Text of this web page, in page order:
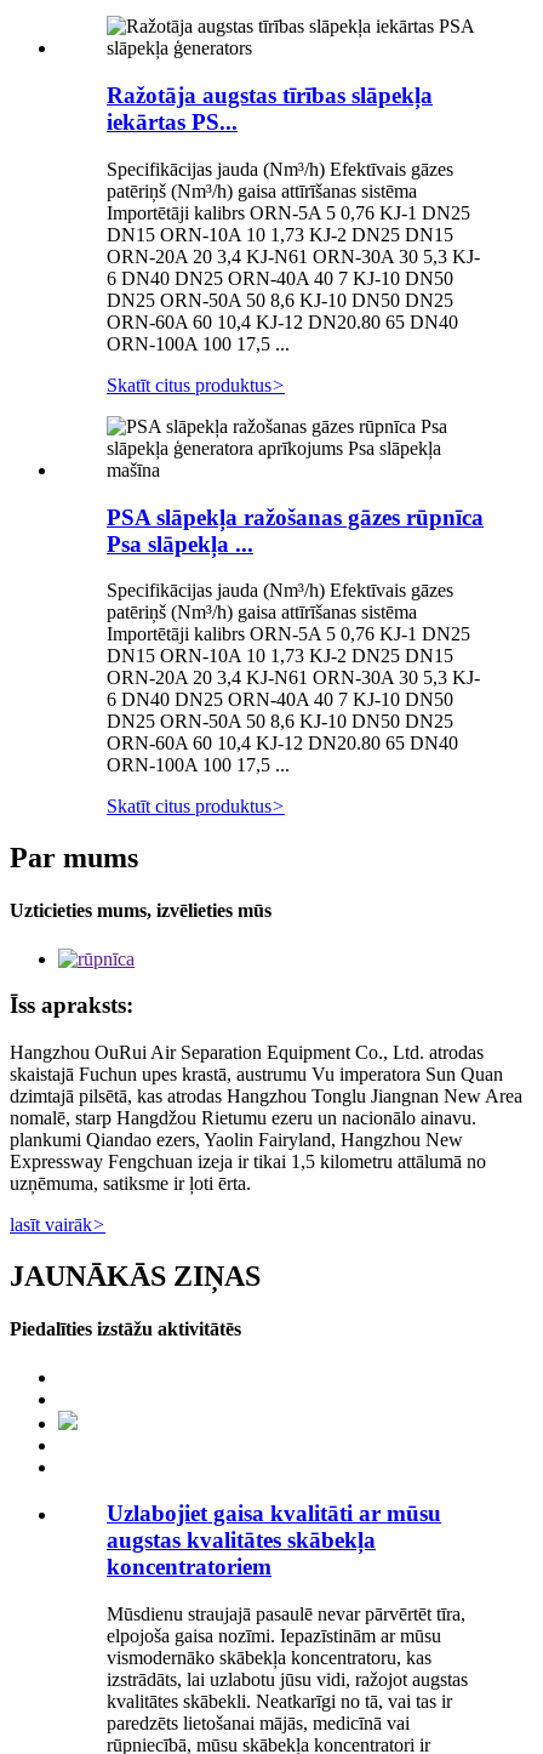
Ražotāja augstas tīrības slāpekļa
iekārtas PS...
Specifikācijas jauda (Nm³/h) Efektīvais gāzes
patēriņš (Nm³/h) gaisa attīrīšanas sistēma
Importētāji kalibrs ORN-5A 5 0,76 KJ-1 DN25
DN15 ORN-10A 10 1,73 KJ-2 DN25 DN15
ORN-20A 20 3,4 KJ-N61 ORN-30A 30 5,3 KJ-
6 DN40 DN25 ORN-40A 40 7 KJ-10 DN50
DN25 ORN-50A 50 8,6 KJ-10 DN50 DN25
ORN-60A 60 10,4 KJ-12 DN20.80 65 DN40
ORN-100A 100 17,5 ...
Skatīt citus produktus>
PSA slāpekļa ražošanas gāzes rūpnīca
Psa slāpekļa ...
Specifikācijas jauda (Nm³/h) Efektīvais gāzes
patēriņš (Nm³/h) gaisa attīrīšanas sistēma
Importētāji kalibrs ORN-5A 5 0,76 KJ-1 DN25
DN15 ORN-10A 10 1,73 KJ-2 DN25 DN15
ORN-20A 20 3,4 KJ-N61 ORN-30A 30 5,3 KJ-
6 DN40 DN25 ORN-40A 40 7 KJ-10 DN50
DN25 ORN-50A 50 8,6 KJ-10 DN50 DN25
ORN-60A 60 10,4 KJ-12 DN20.80 65 DN40
ORN-100A 100 17,5 ...
Skatīt citus produktus>
Par mums
Uzticieties mums, izvēlieties mūs
Īss apraksts:
Hangzhou OuRui Air Separation Equipment Co., Ltd. atrodas
skaistajā Fuchun upes krastā, austrumu Vu imperatora Sun Quan
dzimtajā pilsētā, kas atrodas Hangzhou Tonglu Jiangnan New Area
nomalē, starp Hangdžou Rietumu ezeru un nacionālo ainavu.
plankumi Qiandao ezers, Yaolin Fairyland, Hangzhou New
Expressway Fengchuan izeja ir tikai 1,5 kilometru attālumā no
uzņēmuma, satiksme ir ļoti ērta.
lasīt vairāk>
JAUNĀKĀS ZIŅAS
Piedalīties izstāžu aktivitātēs
Uzlabojiet gaisa kvalitāti ar mūsu
augstas kvalitātes skābekļa
koncentratoriem
Mūsdienu straujajā pasaulē nevar pārvērtēt tīra,
elpojoša gaisa nozīmi. Iepazīstinām ar mūsu
vismodernāko skābekļa koncentratoru, kas
izstrādāts, lai uzlabotu jūsu vidi, ražojot augstas
kvalitātes skābekli. Neatkarīgi no tā, vai tas ir
paredzēts lietošanai mājās, medicīnā vai
rūpniecībā, mūsu skābekļa koncentratori ir